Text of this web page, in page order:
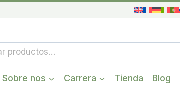
Sobre nos Carrera Tienda Blog